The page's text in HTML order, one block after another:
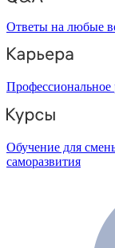
Ответы на любые
Профессиональное
Обучение для
саморазвития